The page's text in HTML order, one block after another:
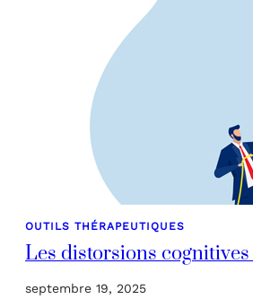
OUTILS THÉRAPEUTIQUES
Les distorsions cognitives
septembre 19, 2025